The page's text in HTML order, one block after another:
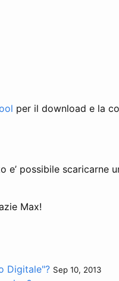
per il download e la
e’ possibile scaricarne
Max!
Digitale"? Sep 10, 2013